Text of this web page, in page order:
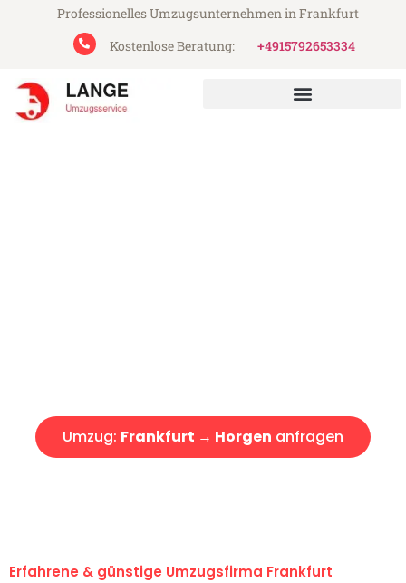
Professionelles Umzugsunternehmen in Frankfurt
Kostenlose Beratung:
+4915792653334
Umzug: Frankfurt → Horgen anfragen
Erfahrene & günstige Umzugsfirma Frankfurt